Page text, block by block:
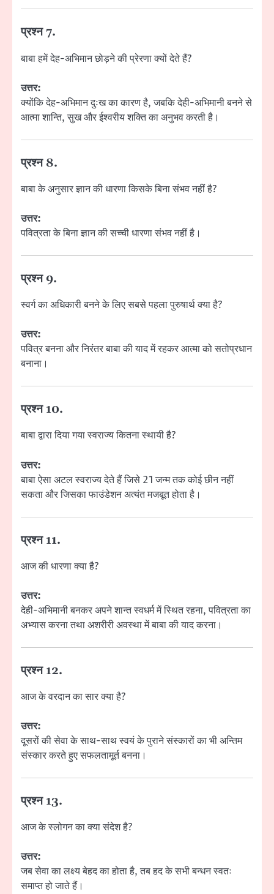
प्रश्न 7.
बाबा हमें देह-अभिमान छोड़ने की प्रेरणा क्यों देते हैं?
उत्तर:
क्योंकि देह-अभिमान दुःख का कारण है, जबकि देही-अभिमानी बनने से
आत्मा शान्ति, सुख और ईश्वरीय शक्ति का अनुभव करती है।
प्रश्न 8.
बाबा के अनुसार ज्ञान की धारणा किसके बिना संभव नहीं है?
उत्तर:
पवित्रता के बिना ज्ञान की सच्ची धारणा संभव नहीं है।
प्रश्न 9.
स्वर्ग का अधिकारी बनने के लिए सबसे पहला पुरुषार्थ क्या है?
उत्तर:
पवित्र बनना और निरंतर बाबा की याद में रहकर आत्मा को सतोप्रधान
बनाना।
प्रश्न 10.
बाबा द्वारा दिया गया स्वराज्य कितना स्थायी है?
उत्तर:
बाबा ऐसा अटल स्वराज्य देते हैं जिसे 21 जन्म तक कोई छीन नहीं
सकता और जिसका फाउंडेशन अत्यंत मजबूत होता है।
प्रश्न 11.
आज की धारणा क्या है?
उत्तर:
देही-अभिमानी बनकर अपने शान्त स्वधर्म में स्थित रहना, पवित्रता का
अभ्यास करना तथा अशरीरी अवस्था में बाबा की याद करना।
प्रश्न 12.
आज के वरदान का सार क्या है?
उत्तर:
दूसरों की सेवा के साथ-साथ स्वयं के पुराने संस्कारों का भी अन्तिम
संस्कार करते हुए सफलतामूर्त बनना।
प्रश्न 13.
आज के स्लोगन का क्या संदेश है?
उत्तर:
जब सेवा का लक्ष्य बेहद का होता है, तब हद के सभी बन्धन स्वतः
समाप्त हो जाते हैं।